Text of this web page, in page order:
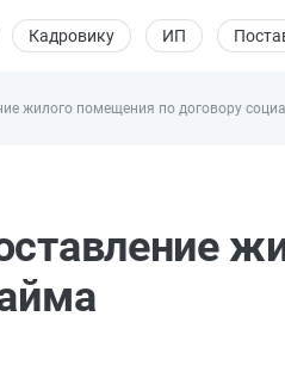
Кадровику ИП
жилого помещения по договору